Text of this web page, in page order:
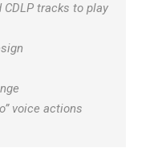
CDLP tracks to play
voice actions